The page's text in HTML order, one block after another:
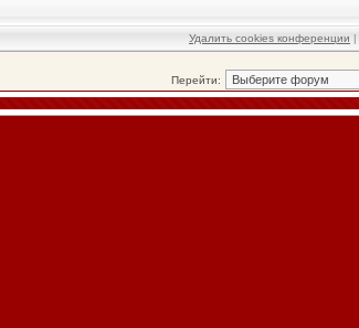
Удалить cookies конференции |
Перейти: